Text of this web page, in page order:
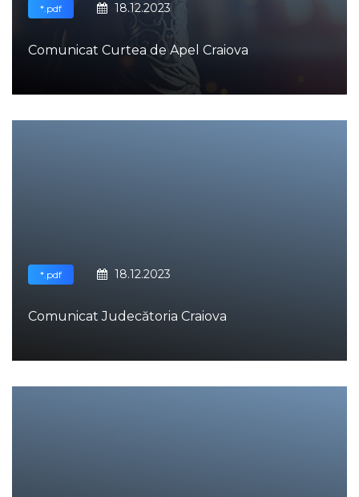
*.pdf 18.12.2023
Comunicat Curtea de Apel Craiova
*.pdf 18.12.2023
Comunicat Judecătoria Craiova